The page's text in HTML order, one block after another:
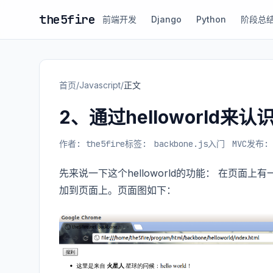
the5fire 前端开发 Django Python 阶段总
首页/Javascript/正文
2、通过helloworld来认
作者: the5fire标签: backbone.js入门 MVC发布:
先来说一下这个helloworld的功能： 在页面上有
加到页面上。页面图如下：